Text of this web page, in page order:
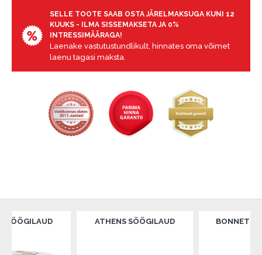
Finantsvastutus:
Laenake vastutustundlikult! Enne laenamist
palun hinnake oma finantsvõimalusi.
SELLE TOOTE SAAB OSTA JÄRELMAKSUGA KUNI 12
KUUKS - ILMA SISSEMAKSETA JA 0%
INTRESSIMÄÄRAGA!
Laenake vastutustundlikult, hinnates oma võimet
laenu tagasi maksta.
ATHENS SÖÖGILAUD BONNET